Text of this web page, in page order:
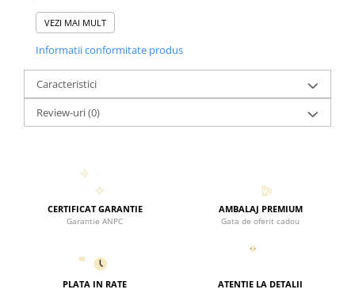
o serbare de craciun, final de an sau marcarea inceputului
de an scolar. Este un gest simbolic și afectuos care poate
dezvoltarea și îndrumarea micilor învățăcei.
VEZI MAI MULT
Informatii conformitate produs
Caracteristici
Review-uri(0)
CERTIFICAT GARANTIE
Garantie ANPC
AMBALAJ PREMIUM
Gata de oferit cadou
PLATA IN RATE ATENTIE LA DETALII